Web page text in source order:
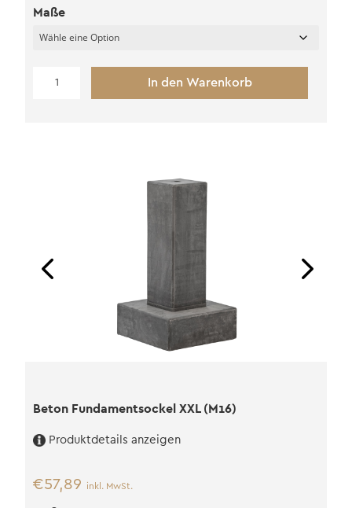
Maße
Beton
Fundamentsockel
In den Warenkorb
Beton Fundamentsockel XXL (M16)
Produktdetails anzeigen
€57,89 inkl. MwSt.